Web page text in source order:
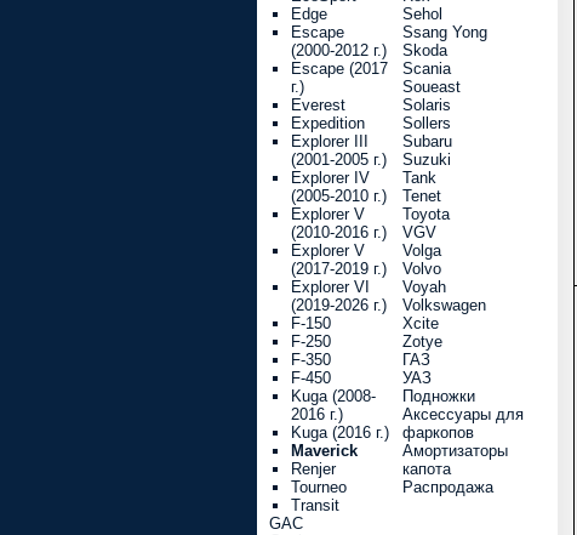
Edge
Escape
(2000-2012 г.)
Escape (2017
г.)
Everest
Expedition
Explorer III
(2001-2005 г.)
Explorer IV
(2005-2010 г.)
Explorer V
(2010-2016 г.)
Explorer V
(2017-2019 г.)
Explorer VI
(2019-2026 г.)
F-150
F-250
F-350
F-450
Kuga (2008-
2016 г.)
Kuga (2016 г.)
Maverick
Renjer
Tourneo
Transit
GAC
Sehol
Ssang Yong
Skoda
Scania
Soueast
Solaris
Sollers
Subaru
Suzuki
Tank
Tenet
Toyota
VGV
Volga
Volvo
Voyah
Volkswagen
Xcite
Zotye
ГАЗ
УАЗ
Подножки
Аксессуары для
фаркопов
Амортизаторы
капота
Распродажа